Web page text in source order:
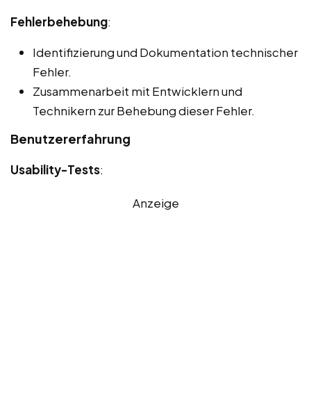
Fehlerbehebung:
Identifizierung und Dokumentation technischer
Fehler.
Zusammenarbeit mit Entwicklern und
Technikern zur Behebung dieser Fehler.
Benutzererfahrung
Usability-Tests:
Anzeige